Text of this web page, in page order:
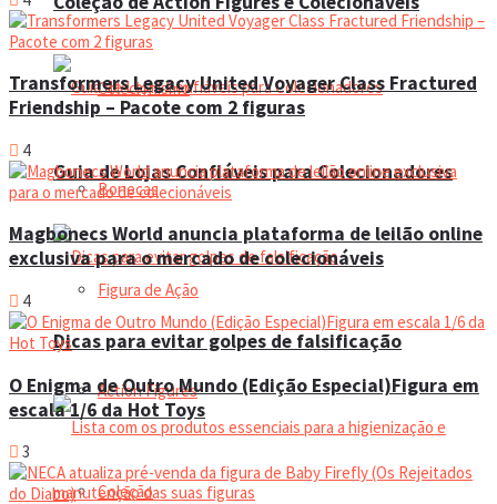
Colecionismo
Bonecas
Figura de Ação
Action Figures
Coleção
Guia de Lojas Confiáveis para Colecionadores
Dicas para evitar golpes de falsificação
Transformers Legacy United Voyager Class Fractured
Friendship – Pacote com 2 figuras
4
Magbonecs World anuncia plataforma de leilão online
exclusiva para o mercado de colecionáveis
4
O Enigma de Outro Mundo (Edição Especial)Figura em
escala 1/6 da Hot Toys
3